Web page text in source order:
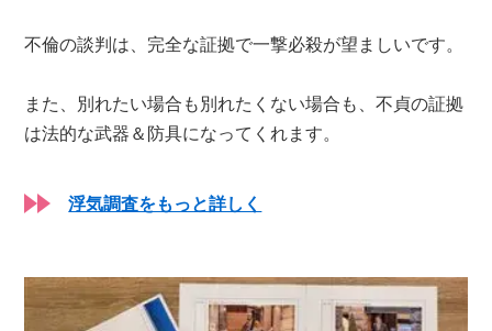
不倫の談判は、完全な証拠で一撃必殺が望ましいです。
また、別れたい場合も別れたくない場合も、不貞の証拠
は法的な武器＆防具になってくれます。
浮気調査をもっと詳しく